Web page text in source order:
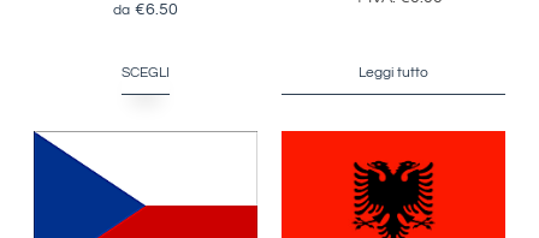
€6.50
SCEGLI Leggi tutto